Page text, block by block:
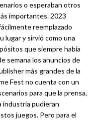
o esperaban otros
importantes. 2023
reemplazado
lugar y sirvió como una
que siempre había
semana los anuncios de
más grandes de la
Fest no cuenta con un
para que la prensa,
industria pudieran
juegos. Pero para el